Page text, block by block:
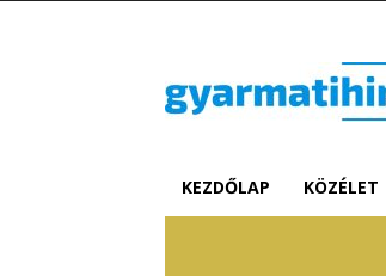
KEZDŐLAP KÖZÉLET